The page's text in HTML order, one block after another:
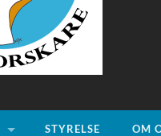
STYRELSE OM